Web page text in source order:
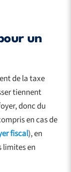
un
de la taxe
tiennent
donc du
en cas de
fiscal), en
limites en